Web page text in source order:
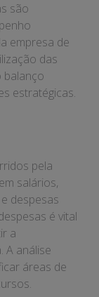
são
empresa de
das
balanço
estratégicas.
pela
salários,
despesas
é vital
a
A análise
áreas de